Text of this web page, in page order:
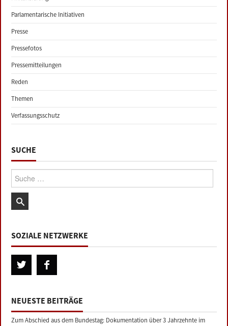
Parlamentarische Initiativen
Presse
Pressefotos
Pressemitteilungen
Reden
Themen
Verfassungsschutz
SUCHE
Suche:
SOZIALE NETZWERKE
NEUESTE BEITRÄGE
Zum Abschied aus dem Bundestag: Dokumentation über 3 Jahrzehnte im